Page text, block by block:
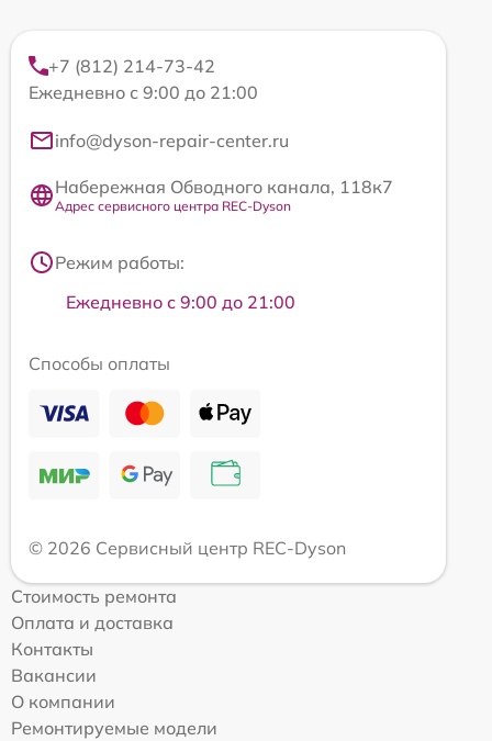
+7 (812) 214-73-42
Ежедневно с 9:00 до 21:00
info@dyson-repair-center.ru
Набережная Обводного канала, 118к7
Адрес сервисного центра REC-Dyson
Режим работы:
Ежедневно с 9:00 до 21:00
Способы оплаты
© 2026 Сервисный центр REC-Dyson
Стоимость ремонта
Оплата и доставка
Контакты
Вакансии
О компании
Ремонтируемые модели